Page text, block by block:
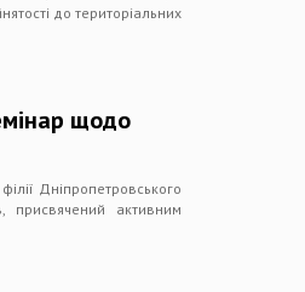
до територіальних
щодо
Дніпропетровського
присвячений активним